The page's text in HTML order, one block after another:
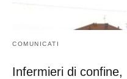
COMUNICATI
Infermieri di